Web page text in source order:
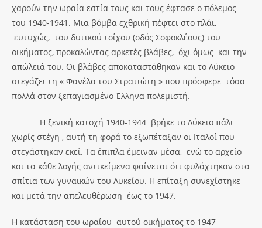
χαρούν την ωραία εστία τους και τους έφτασε ο πόλεμος
του 1940-1941. Μια βόμβα εχθρική πέφτει στο πλάι,
ευτυχώς, του δυτικού τοίχου (οδός Σοφοκλέους) του
οικήματος, προκαλώντας αρκετές βλάβες, όχι όμως και την
απώλειά του. Οι βλάβες αποκαταστάθηκαν και το Λύκειο
στεγάζει τη « Φανέλα του Στρατιώτη » που πρόσφερε τόσα
πολλά στον ξεπαγιασμένο Έλληνα πολεμιστή.
Η ξενική κατοχή 1940-1944 βρήκε το Λύκειο πάλι
χωρίς στέγη , αυτή τη φορά το εξωπέταξαν οι Ιταλοί που
στεγάστηκαν εκεί. Τα έπιπλα έμειναν μέσα, ενώ το αρχείο
και τα κάθε λογής αντικείμενα φαίνεται ότι φυλάχτηκαν στα
σπίτια των γυναικών του Λυκείου. Η επίταξη συνεχίστηκε
και μετά την απελευθέρωση έως το 1947.
Η κατάσταση του ωραίου αυτού οικήματος το 1947